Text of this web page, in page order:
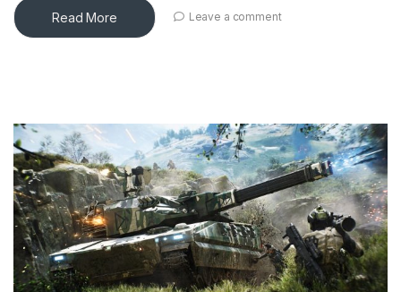
Read More Leave a comment